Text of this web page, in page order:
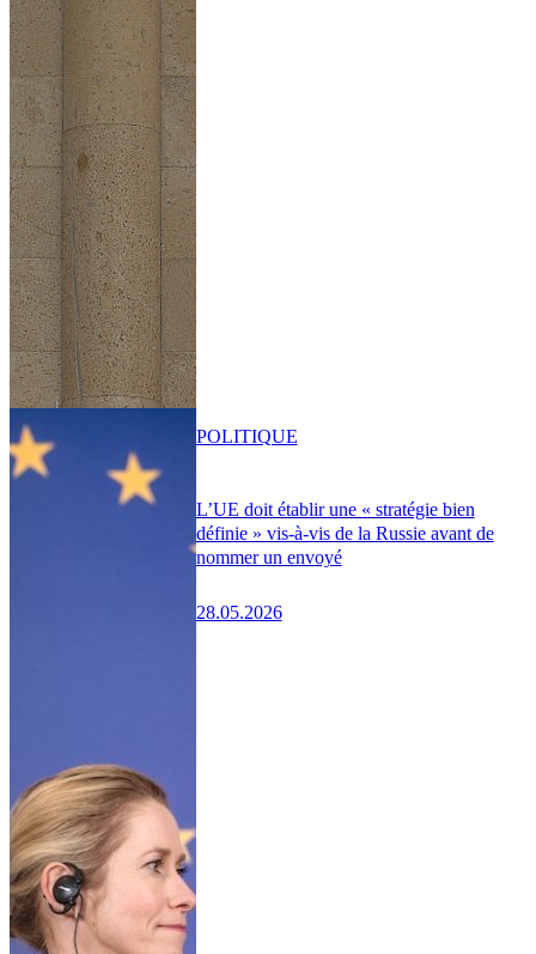
L’UE doit établir une « stratégie bien
définie » vis-à-vis de la Russie avant de
nommer un envoyé
28.05.2026
POLITIQUE